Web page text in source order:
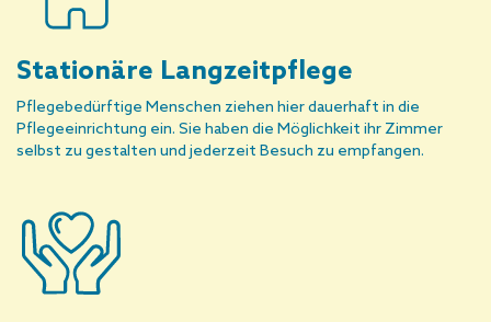
Stationäre Langzeitpflege
Pflegebedürftige Menschen ziehen hier dauerhaft in die
Pflegeeinrichtung ein. Sie haben die Möglichkeit ihr Zimmer
selbst zu gestalten und jederzeit Besuch zu empfangen.